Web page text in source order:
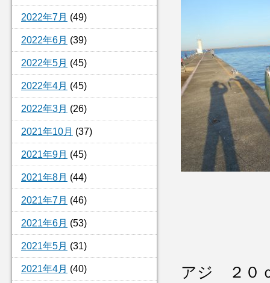
2022年7月 (49)
2022年6月 (39)
2022年5月 (45)
2022年4月 (45)
2022年3月 (26)
2021年10月 (37)
2021年9月 (45)
2021年8月 (44)
2021年7月 (46)
2021年6月 (53)
2021年5月 (31)
2021年4月 (40) アジ ２０